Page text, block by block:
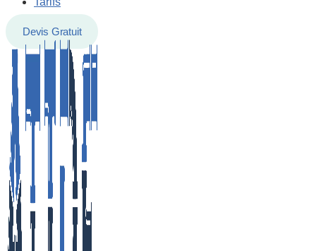
Devis Gratuit